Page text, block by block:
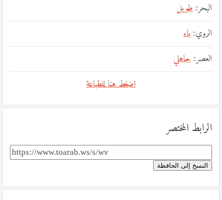
البحر::طويل
الروي::باء
العصر::جاهلي
اضغط هنا للطباعة
الرابط المختصر
النسخ إلى الحافظة